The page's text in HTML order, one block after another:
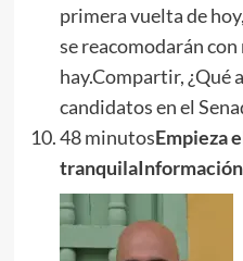
primera vuelta de
se reacomodarán con
hay.Compartir, ¿Qué
candidatos en el
48 minutosEmpieza
tranquila